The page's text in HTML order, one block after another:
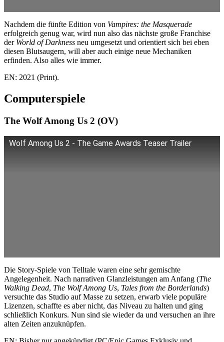
Nachdem die fünfte Edition von Vampires: the Masquerade
erfolgreich genug war, wird nun also das nächste große Franchise
der World of Darkness neu umgesetzt und orientiert sich bei eben
diesen Blutsaugern, will aber auch einige neue Mechaniken
erfinden. Also alles wie immer.
EN: 2021 (Print).
Computerspiele
The Wolf Among Us 2 (OV)
Wolf Among Us 2 - The Game Awards Teaser Trailer
Die Story-Spiele von Telltale waren eine sehr gemischte
Angelegenheit. Nach narrativen Glanzleistungen am Anfang (The
Walking Dead, The Wolf Among Us, Tales from the Borderlands)
versuchte das Studio auf Masse zu setzen, erwarb viele populäre
Lizenzen, schaffte es aber nicht, das Niveau zu halten und ging
schließlich Konkurs. Nun sind sie wieder da und versuchen an ihre
alten Zeiten anzuknüpfen.